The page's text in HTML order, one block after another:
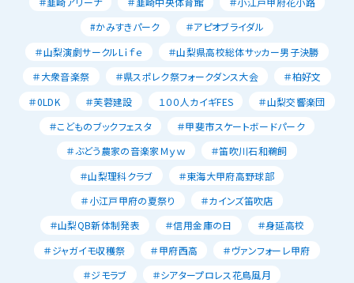
#かみすきパーク
＃アピオブライダル
＃山梨演劇サークルLｉｆｅ
＃山梨県高校総体サッカー男子決勝
＃大衆音楽祭
＃県スポレク祭フォークダンス大会
＃柏好文
＃0LDK
＃芙蓉建設 １００人カイギFES
＃山梨交響楽団
＃こどものブックフェスタ
＃甲斐市スケートボードパーク
＃ぶどう農家の音楽家Ｍｙｗ
＃笛吹川石和鵜飼
＃山梨理科クラブ
＃東海大甲府高野球部
＃小江戸甲府の夏祭り
＃カインズ笛吹店
＃山梨QB新体制発表
＃信用金庫の日
＃身延高校
＃ジャガイモ収穫祭
＃甲府西高
＃ヴァンフォーレ甲府
＃ジモラブ
＃シアタープロレス花鳥風月